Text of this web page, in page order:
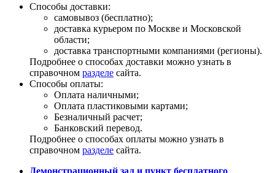
Способы доставки:
самовывоз (бесплатно);
доставка курьером по Москве и Московской
области;
доставка транспортными компаниями (регионы).
Подробнее о способах доставки можно узнать в
справочном разделе сайта.
Способы оплаты:
Оплата наличными;
Оплата пластиковыми картами;
Безналичный расчет;
Банковский перевод.
Подробнее о способах оплаты можно узнать в
справочном разделе сайта.
Демонстрационный зал и пункт бесплатного